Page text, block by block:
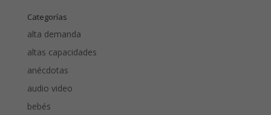
Categorías
alta demanda
altas capacidades
anécdotas
audio video
bebés